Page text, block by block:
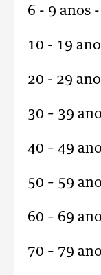
6 - 9 anos
10 - 19
20 - 29
30 – 39
40 – 49
50 – 59
60 – 69
70 – 79